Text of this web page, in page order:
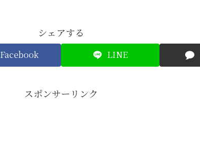
シェアする
Facebook LINE
スポンサーリンク